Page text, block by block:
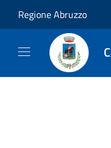
Regione Abruzzo